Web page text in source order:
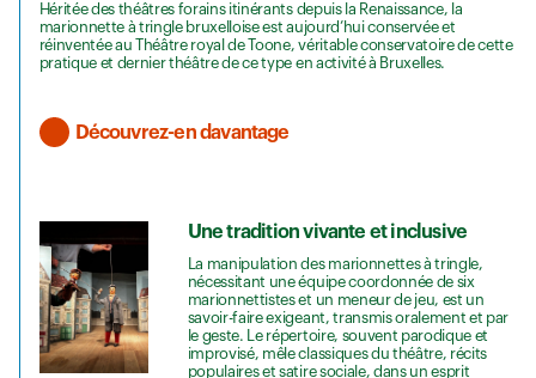
Héritée des théâtres forains itinérants depuis la Renaissance, la
marionnette à tringle bruxelloise est aujourd’hui conservée et
réinventée au Théâtre royal de Toone, véritable conservatoire de cette
pratique et dernier théâtre de ce type en activité à Bruxelles.
Découvrez-en davantage
Une tradition vivante et inclusive
La manipulation des marionnettes à tringle,
nécessitant une équipe coordonnée de six
marionnettistes et un meneur de jeu, est un
savoir-faire exigeant, transmis oralement et par
le geste. Le répertoire, souvent parodique et
improvisé, mêle classiques du théâtre, récits
populaires et satire sociale, dans un esprit